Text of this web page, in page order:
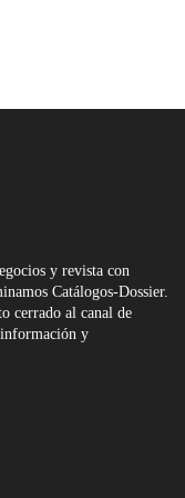
y revista con
Catálogos-Dossier.
cerrado al canal de
y